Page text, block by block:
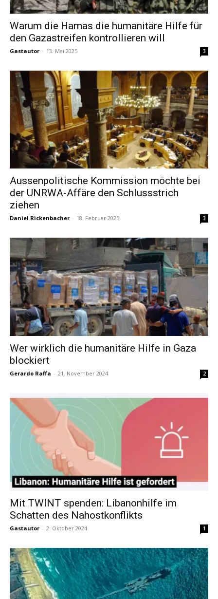
Warum die Hamas die humanitäre Hilfe für
den Gazastreifen kontrollieren will
Gastautor - 13. Mai 2025 3
Aussenpolitische Kommission möchte bei
der UNRWA-Affäre den Schlussstrich
ziehen
Daniel Rickenbacher - 18. Februar 2025 3
Wer wirklich die humanitäre Hilfe in Gaza
blockiert
Gerardo Raffa - 21. November 2024 2
Mit TWINT spenden: Libanonhilfe im
Schatten des Nahostkonflikts
Gastautor - 2. Oktober 2024 1